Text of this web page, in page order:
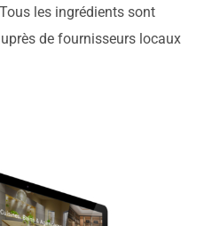
les ingrédients sont
de fournisseurs locaux